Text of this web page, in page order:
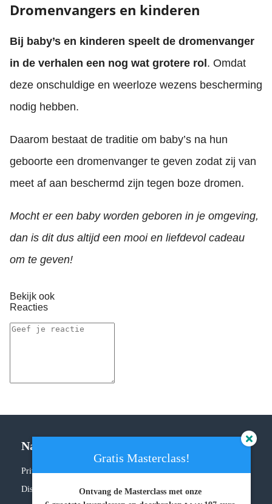
Dromenvangers en kinderen
Bij baby’s en kinderen speelt de dromenvanger
in de verhalen een nog wat grotere rol. Omdat
deze onschuldige en weerloze wezens bescherming
nodig hebben.
Daarom bestaat de traditie om baby’s na hun
geboorte een dromenvanger te geven zodat zij van
meet af aan beschermd zijn tegen boze dromen.
Mocht er een baby worden geboren in je omgeving,
dan is dit dus altijd een mooi en liefdevol cadeau
om te geven!
Bekijk ook
Reacties
Navigatie
Privacy policy
Disclaimer
Gratis Masterclass!
Ontvang de Masterclass met onze